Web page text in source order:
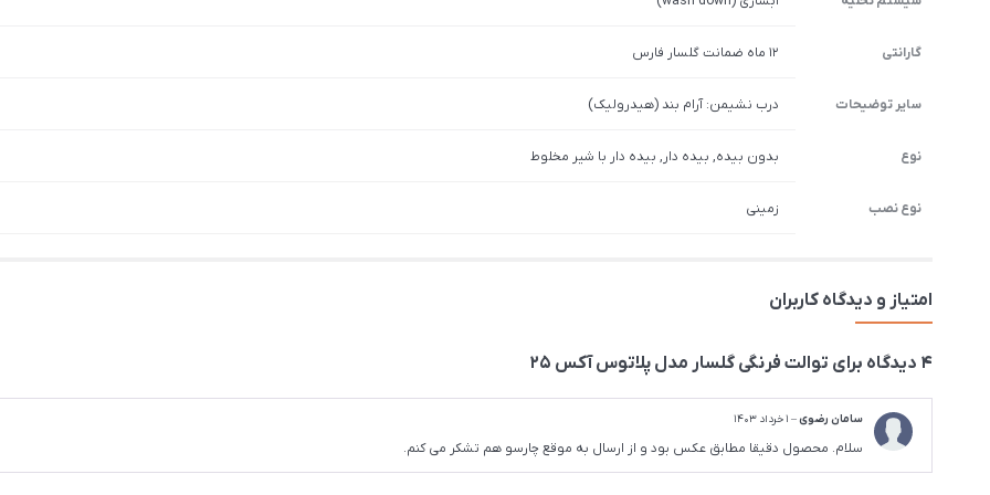
گارانتی 12 ماه ضمانت گلسار فارس
سایر توضیحات درب نشیمن: آرام بند (هیدرولیک)
نوع بدون بیده, بیده دار, بیده دار با شیر مخلوط
نوع نصب زمینی
امتیاز و دیدگاه کاربران
4 دیدگاه برای توالت فرنگی گلسار مدل پلاتوس آکس 25
سامان رضوی– 1 خرداد 1403
سلام. محصول دقیقا مطابق عکس بود و از ارسال به موقع چارسو هم تشکر می کنم.